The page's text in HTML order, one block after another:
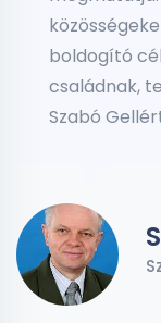
boldogító
családnak,
Szabó